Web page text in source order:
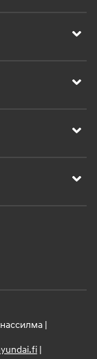
|
|